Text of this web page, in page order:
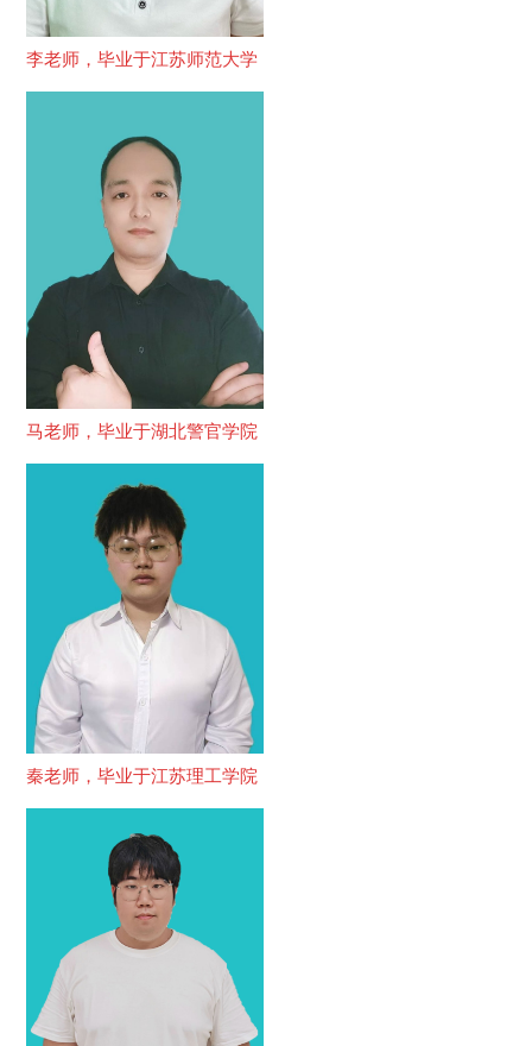
李老师，毕业于江苏师范大学
马老师，毕业于湖北警官学院
秦老师，毕业于江苏理工学院